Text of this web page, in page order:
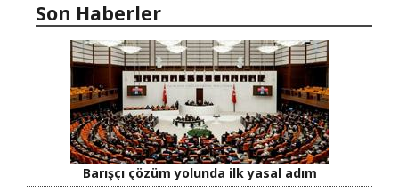
Son Haberler
Barışçı çözüm yolunda ilk yasal adım